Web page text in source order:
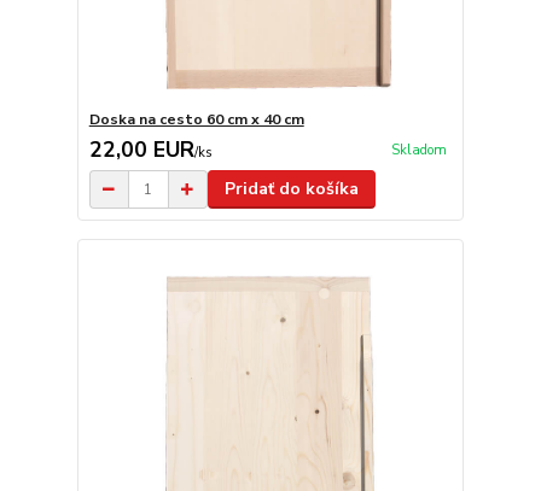
Doska na cesto 60 cm x 40 cm
22,00 EUR/ks Skladom
Pridať do košíka